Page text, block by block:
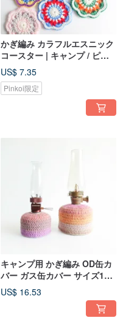
かぎ編み カラフルエスニック
コースター | キャンプ / ピク
ニック
US$ 7.35
Pinkoi限定
キャンプ用 かぎ編み OD缶カ
バー ガス缶カバー サイズ110
230 栄光
US$ 16.53